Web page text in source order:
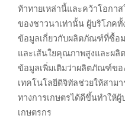
ท้าทายเหล่านี้และคว้าโอกา
ของชาวนาเท่านั้น ผู้บริโภคทั้
ข้อมูลเกี่ยวกับผลิตภัณฑ์ที่ซื้อ
และเส้นใยคุณภาพสูงและผลิ
ข้อมูลเพิ่มเติมว่าผลิตภัณฑ์ขอ
เทคโนโลยีดิจิทัลช่วยให้สาม
ทางการเกษตรได้ดีขึ้นทำให้
เกษตรกร